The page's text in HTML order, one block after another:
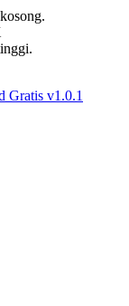
Gratis v1.0.1